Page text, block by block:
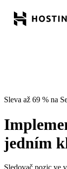
Sleva až 69 % na
jedním